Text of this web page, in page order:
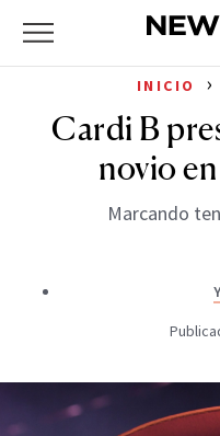
Primary
INICIO ›
Cardi B
novio
Marcando